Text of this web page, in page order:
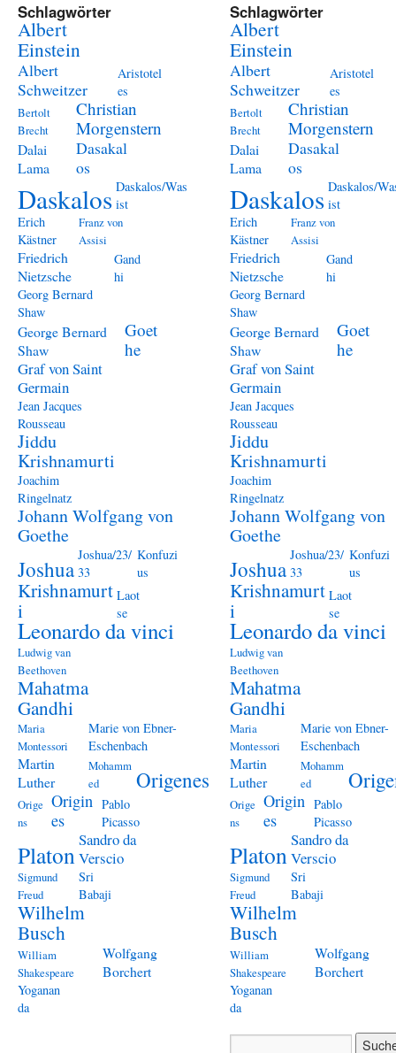
Schlagwörter
Albert
Einstein
Albert
Schweitzer
Aristotel
es
Bertolt
Brecht
Christian
Morgenstern
Dalai
Lama
Dasakal
os
Daskalos Daskalos/Was
ist
Erich
Kästner
Franz von
Assisi
Friedrich
Nietzsche
Gand
hi
Georg Bernard
Shaw
George Bernard
Shaw
Goet
he
Graf von Saint
Germain
Jean Jacques
Rousseau
Jiddu
Krishnamurti
Joachim
Ringelnatz
Johann Wolfgang von
Goethe
Joshua
Joshua/23/
33
Konfuzi
us
Krishnamurt
i
Laot
se
Leonardo da vinci
Ludwig van
Beethoven
Mahatma
Gandhi
Maria
Montessori
Marie von Ebner-
Eschenbach
Martin
Luther
Mohamm
ed
Origenes
Orige
ns
Origin
es
Pablo
Picasso
Platon
Sandro da
Verscio
Sigmund
Freud
Sri
Babaji
Wilhelm
Busch
William
Shakespeare
Wolfgang
Borchert
Yoganan
da
Schlagwörter
Albert
Einstein
Albert
Schweitzer
Aristotel
es
Bertolt
Brecht
Christian
Morgenstern
Dalai
Lama
Dasakal
os
Daskalos Daskalos/
ist
Erich
Kästner
Franz von
Assisi
Friedrich
Nietzsche
Gand
hi
Georg Bernard
Shaw
George Bernard
Shaw
Goet
he
Graf von Saint
Germain
Jean Jacques
Rousseau
Jiddu
Krishnamurti
Joachim
Ringelnatz
Johann Wolfgang von
Goethe
Joshua
Joshua/23/
33
Konfuzi
us
Krishnamurt
i
Laot
se
Leonardo da vinci
Ludwig van
Beethoven
Mahatma
Gandhi
Maria
Montessori
Marie von Ebner-
Eschenbach
Martin
Luther
Mohamm
ed
Orige
ns
Origin
es
Pablo
Picasso
Platon
Sandro da
Verscio
Sigmund
Freud
Sri
Babaji
Wilhelm
Busch
William
Shakespeare
Wolfgang
Borchert
Yoganan
da